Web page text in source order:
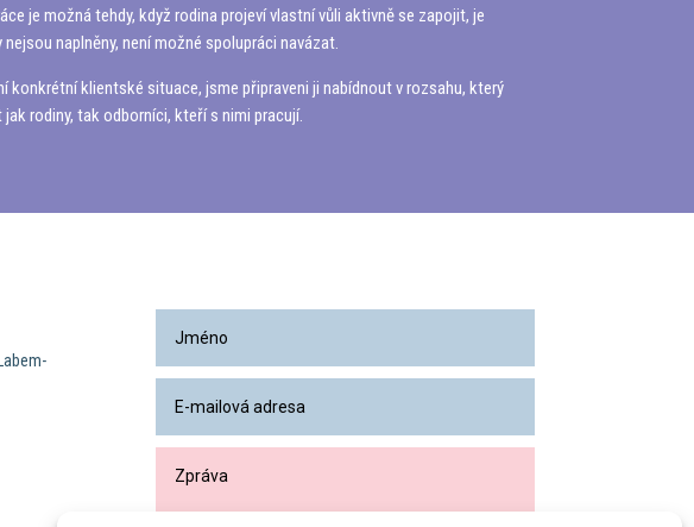
je možná tehdy, když rodina projeví vlastní vůli aktivně se zapojit, je
naplněny, není možné spolupráci navázat.
klientské situace, jsme připraveni ji nabídnout v rozsahu, který
rodiny, tak odborníci, kteří s nimi pracují.